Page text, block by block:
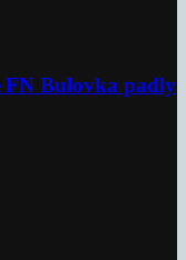
FN Bulovka padly